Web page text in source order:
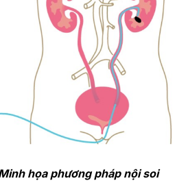
phương pháp nội soi